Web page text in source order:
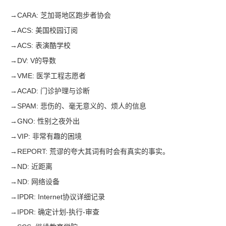
→CARA: 芝加哥地区跑步者协会
→ACS: 美国校园订阅
→ACS: 表演酷学校
→ DV: V的导数
→VME: 医学工程志愿者
→ACAD: 门诊护理与诊断
→SPAM: 悲伤的、毫无意义的、烦人的信息
→GNO: 性别之夜外出
→VIP: 非常有趣的困境
→ REPORT: 荒谬的夸大其词有时会有真实的事实。
→ ND: 近距离
→ ND: 网络设备
→ IPDR: Internet协议详细记录
→ IPDR: 确定计划-执行-审查